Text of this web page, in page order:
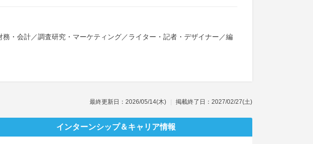
務・会計／調査研究・マーケティング／ライター・記者・デザイナー ／編
最終更新日：2026/05/14(木) 掲載終了日：2027/02/27(土)
インターンシップ＆キャリア情報